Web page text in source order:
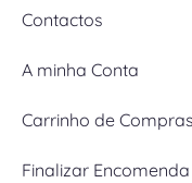
Contactos
A minha Conta
Carrinho de Compras
Finalizar Encomenda